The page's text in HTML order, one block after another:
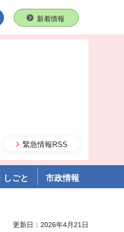
緊急情報RSS
語句で検索新着情報
しごと 市政情報
更新日：2026年4月21日